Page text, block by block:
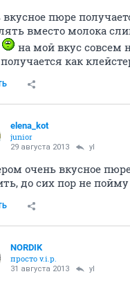
пюре
вместо молока
на мой вкус совсем
как
elena_kot
junior
29 августа 2013 yl
очень вкусное
до сих пор не пойму
NORDIK
просто v.i.p.
31 августа 2013 yl